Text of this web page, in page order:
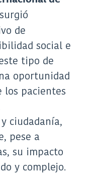
surgió
de
social e
tipo de
oportunidad
los pacientes
ciudadanía,
pese a
su impacto
y complejo.